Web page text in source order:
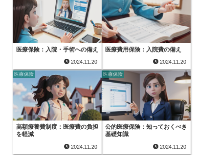
医療保険：入院・手術への備え
2024.11.20
医療費用保険：入院費の備え
2024.11.20
医療保険
高額療養費制度：医療費の負担
を軽減
2024.11.20
医療保険
公的医療保険：知っておくべき
基礎知識
2024.11.20